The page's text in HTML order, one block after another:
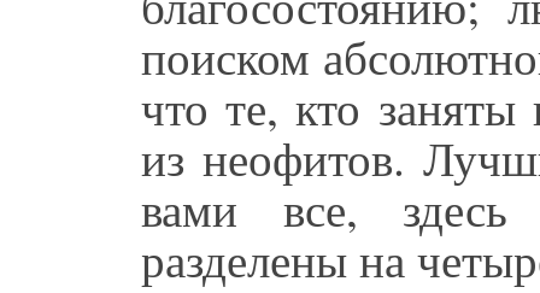
поиском
что те, кто
из неофитов.
вами все,
разделены на